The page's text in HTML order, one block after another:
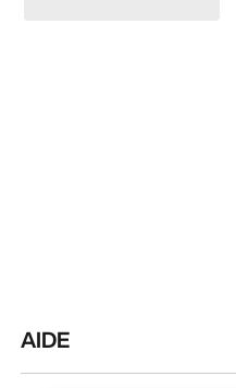
Help
AIDE